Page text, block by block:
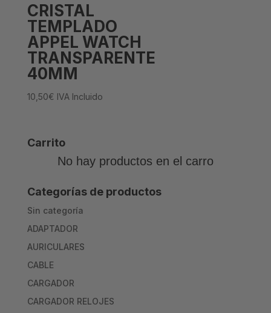
CRISTAL
TEMPLADO
APPEL WATCH
TRANSPARENTE
40MM
10,50€ IVA Incluido
Carrito
No hay productos en el carro
Categorías de productos
Sin categoría
ADAPTADOR
AURICULARES
CABLE
CARGADOR
CARGADOR RELOJES